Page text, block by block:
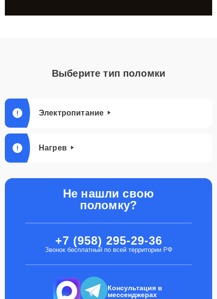
Выберите тип поломки
Электропитание
Нагрев
Не нашли свою
поломку?
+7 (958) 295-29-36
Звонок бесплатный по всей территории РФ
Консультация в
мессенджерах